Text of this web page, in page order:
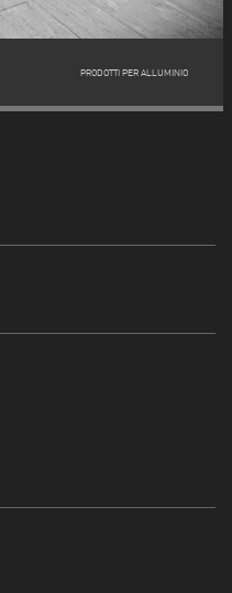
PRODOTTI PER ALLUMINIO